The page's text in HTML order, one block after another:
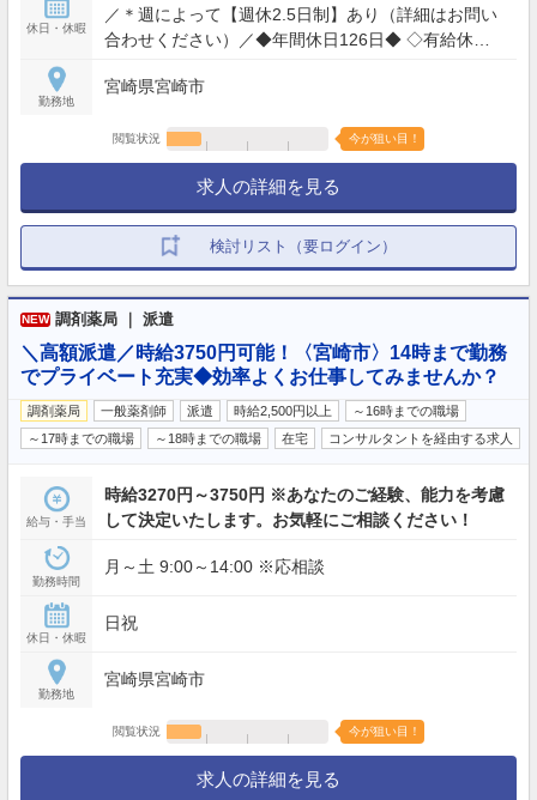
休日・休暇
／＊週によって【週休2.5日制】あり（詳細はお問い
合わせください）／◆年間休日126日◆ ◇有給休暇
暇◇介護休暇
勤務地
宮崎県宮崎市
閲覧状況 今が狙い目！
求人の詳細を見る
検討リスト（要ログイン）
NEW 調剤薬局 ｜ 派遣
＼高額派遣／時給3750円可能！〈宮崎市〉14時まで勤務
でプライベート充実◆効率よくお仕事してみませんか？
調剤薬局 一般薬剤師 派遣 時給2,500円以上
～16時までの職場
～17時までの職場
～18時までの職場 在宅 コンサルタントを経由する求人
給与・手当
時給3270円～3750円 ※あなたのご経験、能力を考慮
して決定いたします。お気軽にご相談ください！
勤務時間
月～土 9:00～14:00 ※応相談
休日・休暇
日祝
勤務地
宮崎県宮崎市
閲覧状況 今が狙い目！
求人の詳細を見る